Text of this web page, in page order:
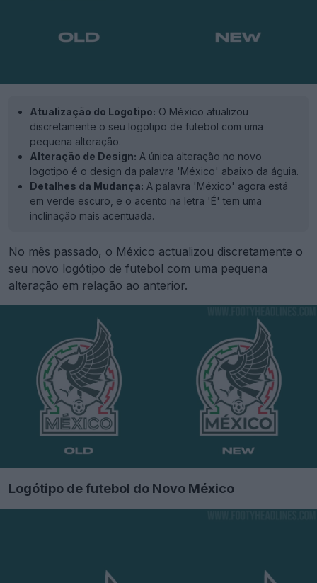
Atualização do Logotipo: O México atualizou
discretamente o seu logotipo de futebol com uma
pequena alteração.
Alteração de Design: A única alteração no novo
logotipo é o design da palavra 'México' abaixo da águia.
Detalhes da Mudança: A palavra 'México' agora está
em verde escuro, e o acento na letra 'É' tem uma
inclinação mais acentuada.
No mês passado, o México actualizou discretamente o
seu novo logótipo de futebol com uma pequena
alteração em relação ao anterior.
Logótipo de futebol do Novo México